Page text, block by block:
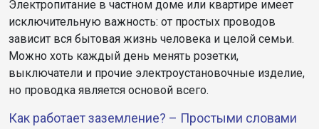
Электропитание в частном доме или квартире имеет
исключительную важность: от простых проводов
зависит вся бытовая жизнь человека и целой семьи.
Можно хоть каждый день менять розетки,
выключатели и прочие электроустановочные изделие,
но проводка является основой всего.
Как работает заземление? – Простыми словами